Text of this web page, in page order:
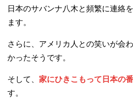
日本のサバンナ八木と頻繁に連絡
ます。
さらに、アメリカ人との笑いが会
かったそうです。
そして、 家にひきこもって日本の
す。